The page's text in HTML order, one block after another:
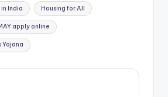
India Housing for All
apply online
Yojana